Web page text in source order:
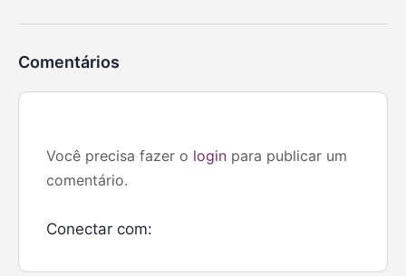
Comentários
Você precisa fazer o login para publicar um
comentário.
Conectar com: